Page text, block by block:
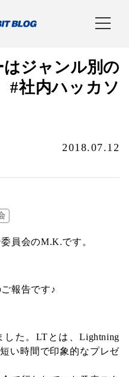
ジャンル別の
社内ハッカソ
2018.07.12
員会のM.K.です。
報告です♪
た。LTとは、Lightning
い時間で印象的なプレゼ